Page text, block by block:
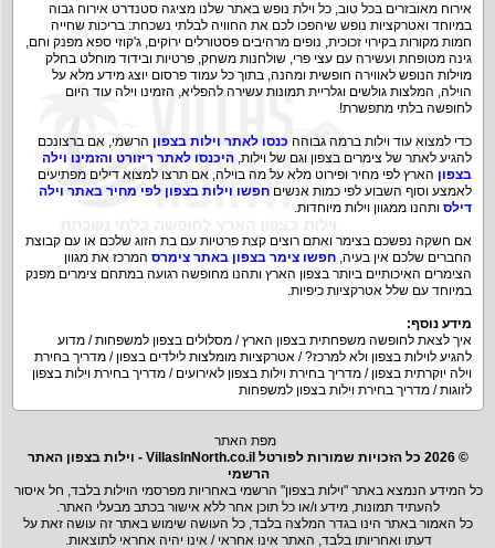
אירוח מאובזרים בכל טוב, כל וילת נופש באתר שלנו מציגה סטנדרט אירוח גבוה
במיוחד ואטרקציות נופש שיהפכו לכם את החוויה לבלתי נשכחת: בריכות שחייה
חמות מקורות בקירוי זכוכית, נופים מרהיבים פסטורלים ירוקים, ג'קוזי ספא מפנק וחם,
גינה מטופחת ועשירה עם עצי פרי, שולחנות משחק, פרטיות ובידוד מוחלט בחלק
מוילות הנופש לאווירה חופשית ומהנה, בתוך כל עמוד פרסום יוצג מידע מלא על
הוילה, המלצות גולשים וגלריית תמונות עשירה להפליא, הזמינו וילה עוד היום
לחופשה בלתי מתפשרת!
כדי למצוא עוד וילות ברמה גבוהה כנסו לאתר וילות בצפון הרשמי, אם ברצונכם
להגיע לאתר של צימרים בצפון וגם של וילות, היכנסו לאתר ריזורט והזמינו וילה
בצפון הארץ לפי מחיר ופירוט מלא על מה בוילה, אם תרצו למצוא דילים מפתיעים
לאמצע וסוף השבוע לפי כמות אנשים חפשו וילות בצפון לפי מחיר באתר וילה
דילס ותהנו ממגוון וילות מיוחדות.
אם חשקה נפשכם בצימר ואתם רוצים קצת פרטיות עם בת הזוג שלכם או עם קבוצת
החברים שלכם אין בעיה, חפשו צימר בצפון באתר צימרס המרכז את מגוון
הצימרים האיכותיים ביותר בצפון הארץ ותהנו מחופשה רגועה במתחם צימרים מפנק
במיוחד עם שלל אטרקציות כיפיות.
מידע נוסף:
איך לצאת לחופשה משפחתית בצפון הארץ/ מסלולים בצפון למשפחות/ מדוע
להגיע לוילות בצפון ולא למרכז?/ אטרקציות מומלצות לילדים בצפון / מדריך בחירת
וילה יוקרתית בצפון / מדריך בחירת וילות בצפון לאירועים / מדריך בחירת וילות בצפון
לזוגות/ מדריך בחירת וילות בצפון למשפחות
מפת האתר
© 2026 כל הזכויות שמורות לפורטל VillasInNorth.co.il - וילות בצפון האתר
הרשמי
כל המידע הנמצא באתר "וילות בצפון" הרשמי באחריות מפרסמי הוילות בלבד, חל איסור
להעתיד תמונות, מידע ו/או כל תוכן אחר ללא אישור בכתב מבעלי האתר.
כל האמור באתר הינו בגדר המלצה בלבד, כל העושה שימוש באתר זה עושה זאת על
דעתו ואחריותו בלבד, האתר אינו אחראי / אינו יהיה אחראי לתוצאות.